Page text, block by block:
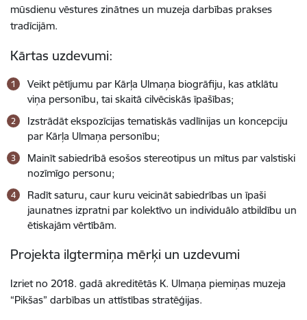
mūsdienu vēstures zinātnes un muzeja darbības prakses
tradīcijām.
Kārtas uzdevumi:
Veikt pētījumu par Kārļa Ulmaņa biogrāfiju, kas atklātu
viņa personību, tai skaitā cilvēciskās īpašības;
Izstrādāt ekspozīcijas tematiskās vadlīnijas un koncepciju
par Kārļa Ulmaņa personību;
Mainīt sabiedrībā esošos stereotipus un mītus par valstiski
nozīmīgo personu;
Radīt saturu, caur kuru veicināt sabiedrības un īpaši
jaunatnes izpratni par kolektīvo un individuālo atbildību un
ētiskajām vērtībām.
Projekta ilgtermiņa mērķi un uzdevumi
Izriet no 2018. gadā akreditētās K. Ulmaņa piemiņas muzeja
“Pikšas” darbības un attīstības stratēģijas.